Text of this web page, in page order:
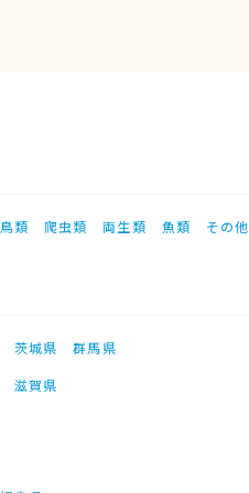
鳥類 爬虫類 両生類 魚類 その他
茨城県
群馬県
滋賀県